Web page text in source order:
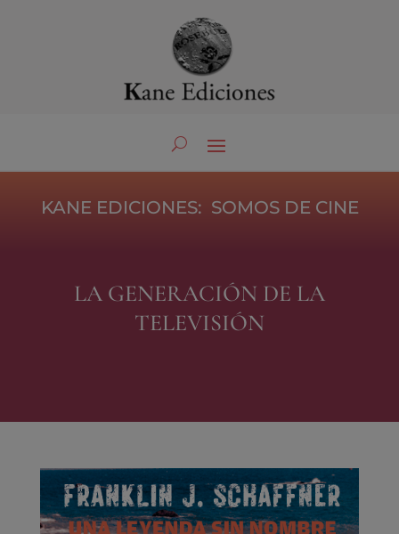
KANE EDICIONES: SOMOS DE CINE
LA GENERACIÓN DE LA
TELEVISIÓN